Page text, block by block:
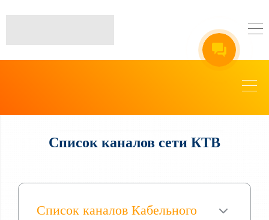
Список каналов сети КТВ
Список каналов Кабельного